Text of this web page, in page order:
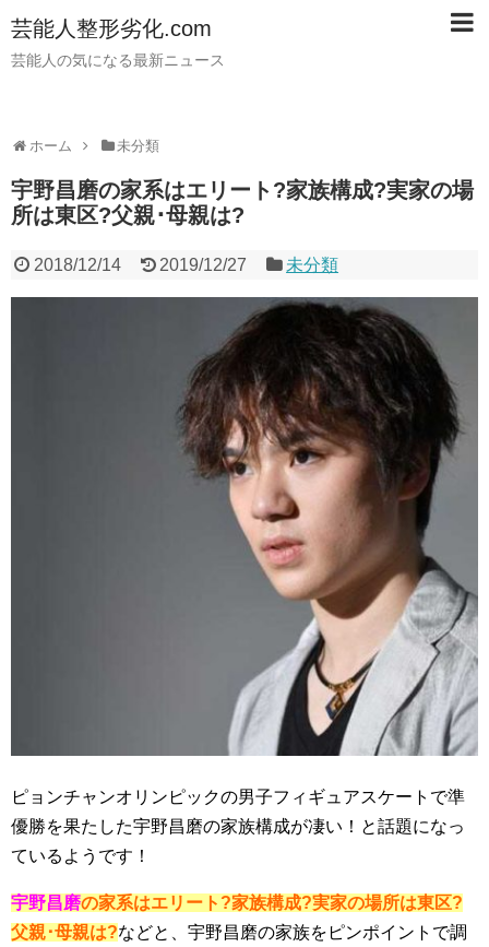
芸能人整形劣化.com
芸能人の気になる最新ニュース
ホーム 未分類
宇野昌磨の家系はエリート?家族構成?実家の場
所は東区?父親･母親は?
2018/12/14 2019/12/27 未分類
ピョンチャンオリンピックの男子フィギュアスケートで準
優勝を果たした宇野昌磨の家族構成が凄い！と話題になっ
ているようです！
宇野昌磨の家系はエリート?家族構成?実家の場所は東区?
父親･母親は?などと、宇野昌磨の家族をピンポイントで調